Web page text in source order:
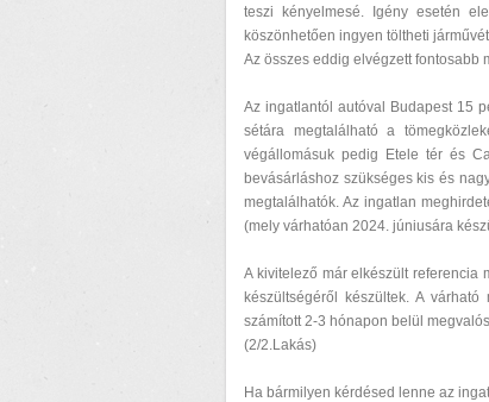
teszi kényelmesé. Igény esetén
köszönhetően ingyen töltheti
Az összes eddig elvégzett fontosabb
Az ingatlantól autóval Budapest 15
sétára megtalálható a
végállomásuk pedig Etele tér és
bevásárláshoz szükséges kis és
megtalálhatók. Az ingatlan
(mely várhatóan 2024. júniusára
A kivitelező már elkészült referencia
készültségéről készültek. A
számított 2-3 hónapon belül
(2/2.Lakás)
Ha bármilyen kérdésed lenne az